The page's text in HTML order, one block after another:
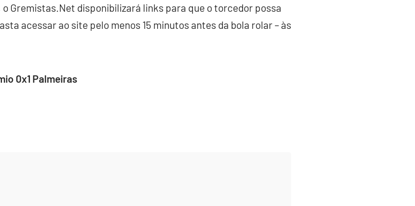
Gremistas.Net disponibilizará links para que o torcedor possa
acessar ao site pelo menos 15 minutos antes da bola rolar – às
0x1 Palmeiras